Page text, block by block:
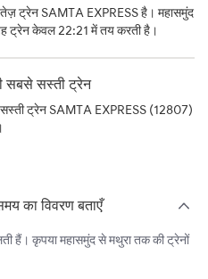
ट्रेन SAMTA EXPRESS है। महासमुंद
ट्रेन केवल 22:21 में तय करती है।
सबसे सस्ती ट्रेन
ट्रेन SAMTA EXPRESS (12807)
का विवरण बताएँ
हैं। कृपया महासमुंद से मथुरा तक की ट्रेनों